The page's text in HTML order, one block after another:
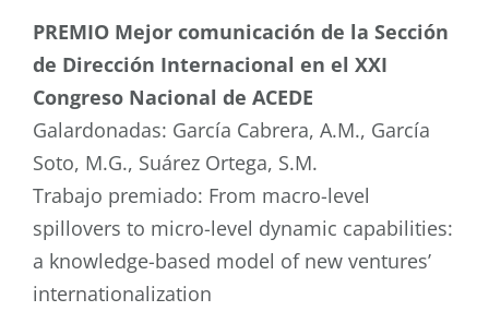
PREMIO Mejor comunicación de la Sección
de Dirección Internacional en el XXI
Congreso Nacional de ACEDE
Galardonadas: García Cabrera, A.M., García
Soto, M.G., Suárez Ortega, S.M.
Trabajo premiado: From macro-level
spillovers to micro-level dynamic capabilities:
a knowledge-based model of new ventures’
internationalization